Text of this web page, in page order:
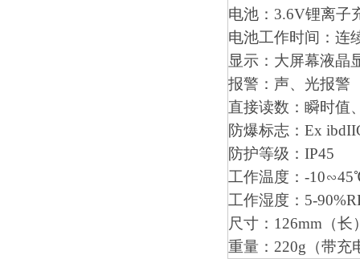
电池：3.6V锂离子
电池工作时间：连
显示：大屏幕液晶
报警：声、光报警
直接读数：瞬时值
防爆标志：Ex
防护等级：IP45
工作温度：-
工作湿度：5-
尺寸：126mm（
重量：220g（带充